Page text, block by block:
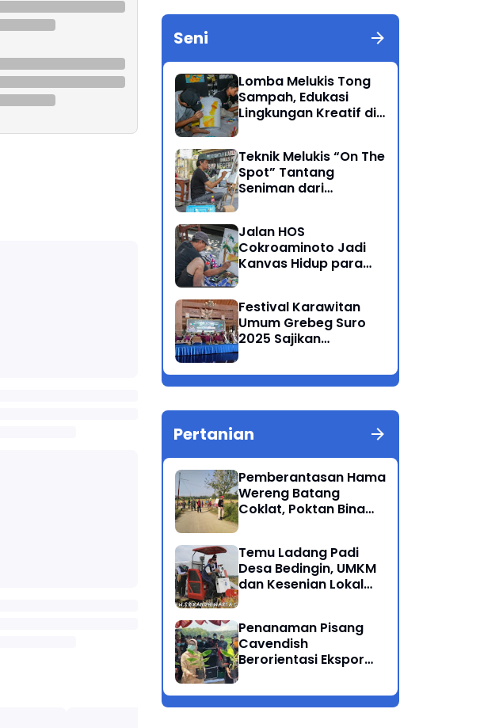
Seni
Lomba Melukis Tong
Sampah, Edukasi
Lingkungan Kreatif di
Teknik Melukis “On The
Spot” Tantang
Seniman dari
Jalan HOS
Cokroaminoto Jadi
Kanvas Hidup para
Festival Karawitan
Umum Grebeg Suro
2025 Sajikan
Berkualitas Ponorogo
Pertanian
Pemberantasan Hama
Wereng Batang
Coklat, Poktan Bina
Penyemprotan di
Kecamatan Kauman
Temu Ladang Padi
Desa Bedingin, UMKM
dan Kesenian Lokal
Penanaman Pisang
Cavendish
Berorientasi Ekspor